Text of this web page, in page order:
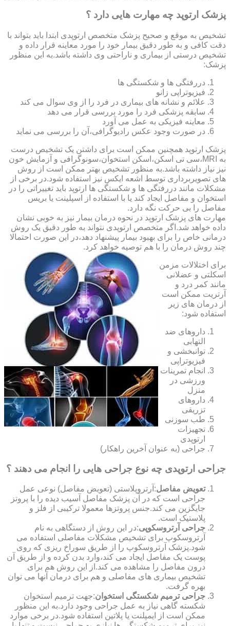
پزشک ارتوپد چه مهارت هایی دارد ؟
تشخیص به موقع و صحیح پزشک متخصص ارتوپدی ابتدا باید بتواند با
دقت کافی و به طور دقیق بیمار خود را مورد معاینه قرار داده و
تشخیص درستی از بیماری و ناراحتی وی داشته باشد.به این منظور
پزشک:
دررفتگی ها و شکستگی ها
فیزیوتراپی زانو
علائم و نشانه های بیماری در فرد را از وی سوال می کند
سابقه پزشکی فرد را مورد بررسی قرار می دهد
معاینه فیزیکی به عمل می آورد
در صورت وجود عکس رادیوگرافی،آن را بررسی می‎ نماید
پزشک ارتوپد همچنین ممکن است برای داشتن یک تشخیص درست
به MRI،سی تی اسکن،اسکن استخوان،سونوگرافی و آزمایش خون
نیز نیاز داشته باشد.به منظور تشخیص بهتر ممکن است از روش
های تصویربرداری توسط اشعه ایکس نیز استفاده شود.در برخی از
مشکلات مانند دررفتگی ها و شکستگی ها ارتوپد باید تغییراتی را در
استخوان و مفاصل ایجاد کند یا با استفاده از اسپلینت یا بریس
مفاصل را بی حرکت نگه دارد.
مهارت های پزشک ارتوپد در نحوه درمان بیمار نیز به خوبی نشان
داده خواهد شد.اگر متخصص ارتوپدی نتواند به طور دقیق یک روش
درمانی خاص را برای بهبود بیمار پیشنهاد دهد،در این صورت احتمالا
چند روش درمان را با هم توصیه خواهد کرد.
برای اختلالات مزمن
اسکلتی و عضلانی
مانند کمر درد و
آرتریت ممکن است
از درمان های زیر
استفاده شود:
داروهای ضد
التهابی
توانبخشی و
فیزیوتراپی
انجام تمرینات
ورزشی در
منزل
داروهای
تزریقی
طب سوزنی
تجهیزات
ارتوپدی
جراحی (به عنوان آخرین راهکار)
جراحی ارتوپدی چه نوع جراحی هایی را انجام می دهند ؟
تعویض مفاصل:آرتروپلاستی (تعویض مفاصل) نوعی عمل
جراحی است که در آن پزشک مفاصل آسیب دیده را با پروتز
جایگزین می کند.جنس پروتزها معمولا ترکیبی از فلز و
پلاستیک است.
جراحی آرتروسکوپی:در این روش از دستگاهی به نام
آرتروسکوپ برای تشخیص مشکلات مفاصلی استفاده می
شود.پزشک آرتروسکوپ را از طریق سوراخ ریزی که روی
پوست یک مفاصل ایجاد می کند،وارد بدن کرده و از طریق آن
درون مفاصل را مشاهده می کند.از این روش هم برای
تشخیص بیماری های مفاصلی و هم برای درمان آنها می توان
بهره گرفت.
جراحی ترمیم شکستگی استخوان:جهت ترمیم استخوان
شکسته گاهی نیاز به عمل جراحی وجود دارد.به این منظور
ممکن است از ایمپلنت یا پلاتین استفاده شود.در برخی موارد